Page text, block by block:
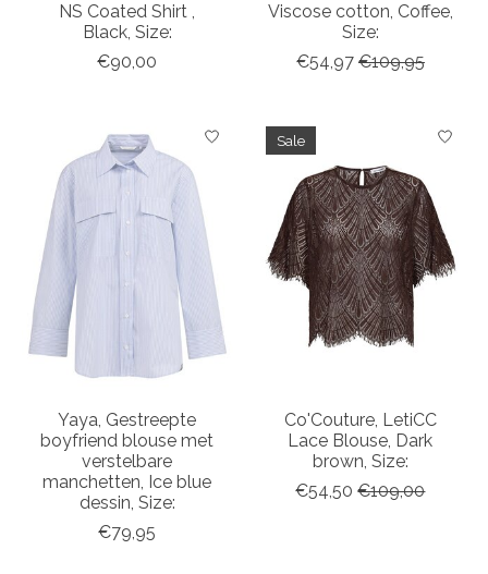
NS Coated Shirt ,
Black, Size:
€90,00
Viscose cotton, Coffee,
Size:
€54,97 €109,95
Yaya, Gestreepte
boyfriend blouse met
verstelbare
manchetten, Ice blue
dessin, Size:
€79,95
Sale
Co'Couture, LetiCC
Lace Blouse, Dark
brown, Size:
€54,50 €109,00